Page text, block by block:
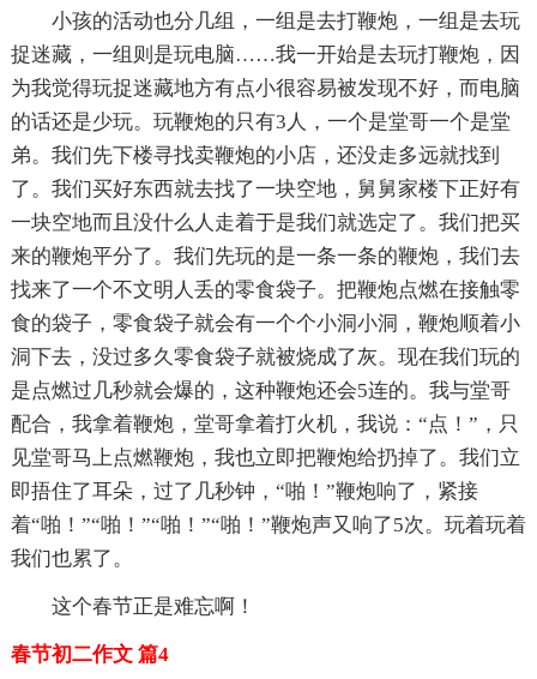
小孩的活动也分几组，一组是去打鞭炮，一组是去玩
捉迷藏，一组则是玩电脑……我一开始是去玩打鞭炮，因
为我觉得玩捉迷藏地方有点小很容易被发现不好，而电脑
的话还是少玩。玩鞭炮的只有3人，一个是堂哥一个是堂
弟。我们先下楼寻找卖鞭炮的小店，还没走多远就找到
了。我们买好东西就去找了一块空地，舅舅家楼下正好有
一块空地而且没什么人走着于是我们就选定了。我们把买
来的鞭炮平分了。我们先玩的是一条一条的鞭炮，我们去
找来了一个不文明人丢的零食袋子。把鞭炮点燃在接触零
食的袋子，零食袋子就会有一个个小洞小洞，鞭炮顺着小
洞下去，没过多久零食袋子就被烧成了灰。现在我们玩的
是点燃过几秒就会爆的，这种鞭炮还会5连的。我与堂哥
配合，我拿着鞭炮，堂哥拿着打火机，我说：“点！”，只
见堂哥马上点燃鞭炮，我也立即把鞭炮给扔掉了。我们立
即捂住了耳朵，过了几秒钟，“啪！”鞭炮响了，紧接
着“啪！”“啪！”“啪！”“啪！”鞭炮声又响了5次。玩着玩着
我们也累了。
这个春节正是难忘啊！
春节初二作文 篇4